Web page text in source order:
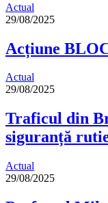
Actual
29/08/2025
Acțiune
Actual
29/08/2025
Traficul din
siguranță
Actual
29/08/2025